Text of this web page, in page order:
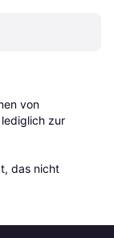
von
zur
das nicht